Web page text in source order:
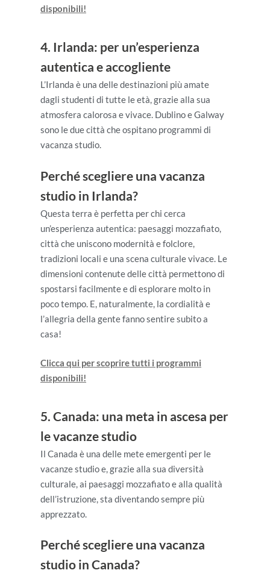
disponibili!
4. Irlanda: per un’esperienza
autentica e accogliente
L’Irlanda è una delle destinazioni più amate
dagli studenti di tutte le età, grazie alla sua
atmosfera calorosa e vivace. Dublino e Galway
sono le due città che ospitano programmi di
vacanza studio.
Perché scegliere una vacanza
studio in Irlanda?
Questa terra è perfetta per chi cerca
un’esperienza autentica: paesaggi mozzafiato,
città che uniscono modernità e folclore,
tradizioni locali e una scena culturale vivace. Le
dimensioni contenute delle città permettono di
spostarsi facilmente e di esplorare molto in
poco tempo. E, naturalmente, la cordialità e
l’allegria della gente fanno sentire subito a
casa!
Clicca qui per scoprire tutti i programmi
disponibili!
5. Canada: una meta in ascesa per
le vacanze studio
Il Canada è una delle mete emergenti per le
vacanze studio e, grazie alla sua diversità
culturale, ai paesaggi mozzafiato e alla qualità
dell’istruzione, sta diventando sempre più
apprezzato.
Perché scegliere una vacanza
studio in Canada?